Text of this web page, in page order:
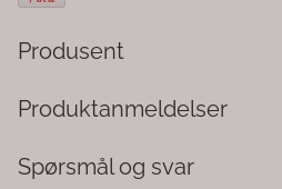
Produsent
Produktanmeldelser
Spørsmål og svar